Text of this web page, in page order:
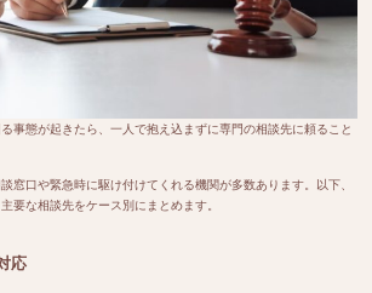
事態が起きたら、一人で抱え込まずに専門の相談先に頼ること
窓口や緊急時に駆け付けてくれる機関が多数あります。以下、
要な相談先をケース別にまとめます。
応